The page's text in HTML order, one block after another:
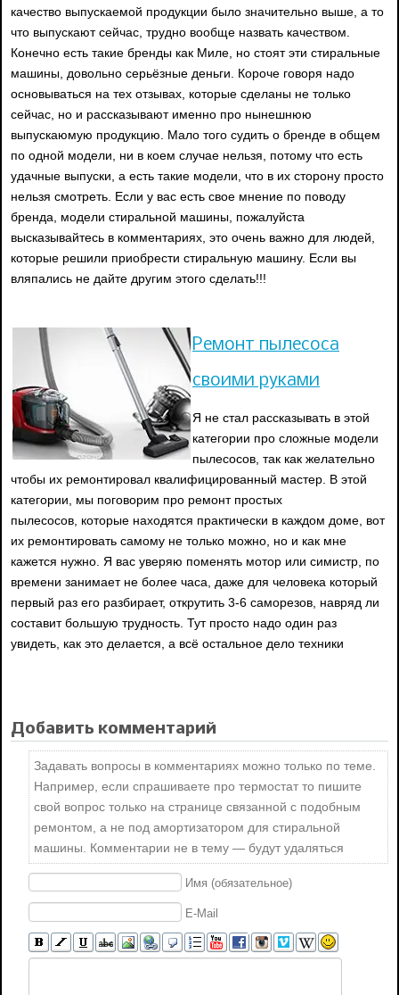
качество выпускаемой продукции было значительно выше, а то
что выпускают сейчас, трудно вообще назвать качеством.
Конечно есть такие бренды как Миле, но стоят эти стиральные
машины, довольно серьёзные деньги. Короче говоря надо
основываться на тех отзывах, которые сделаны не только
сейчас, но и рассказывают именно про нынешнюю
выпускаюмую продукцию. Мало того судить о бренде в общем
по одной модели, ни в коем случае нельзя, потому что есть
удачные выпуски, а есть такие модели, что в их сторону просто
нельзя смотреть. Если у вас есть свое мнение по поводу
бренда, модели стиральной машины, пожалуйста
высказывайтесь в комментариях, это очень важно для людей,
которые решили приобрести стиральную машину. Если вы
вляпались не дайте другим этого сделать!!!
Ремонт пылесоса
своими руками
Я не стал рассказывать в этой
категории про сложные модели
пылесосов, так как желательно
чтобы их ремонтировал квалифицированный мастер. В этой
категории, мы поговорим про ремонт простых
пылесосов, которые находятся практически в каждом доме, вот
их ремонтировать самому не только можно, но и как мне
кажется нужно. Я вас уверяю поменять мотор или симистр, по
времени занимает не более часа, даже для человека который
первый раз его разбирает, открутить 3-6 саморезов, навряд ли
составит большую трудность. Тут просто надо один раз
увидеть, как это делается, а всё остальное дело техники
Добавить комментарий
Задавать вопросы в комментариях можно только по теме.
Например, если спрашиваете про термостат то пишите
свой вопрос только на странице связанной с подобным
ремонтом, а не под амортизатором для стиральной
машины. Комментарии не в тему — будут удаляться
Имя (обязательное)
E-Mail